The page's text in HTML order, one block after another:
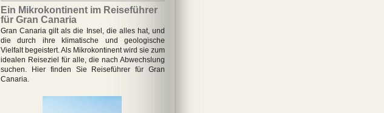
Ein Mikrokontinent im Reiseführer
für Gran Canaria
Gran Canaria gilt als die Insel, die alles hat, und
die durch ihre klimatische und geologische
Vielfalt begeistert. Als Mikrokontinent wird sie zum
idealen Reiseziel für alle, die nach Abwechslung
suchen. Hier finden Sie Reiseführer für Gran
Canaria.